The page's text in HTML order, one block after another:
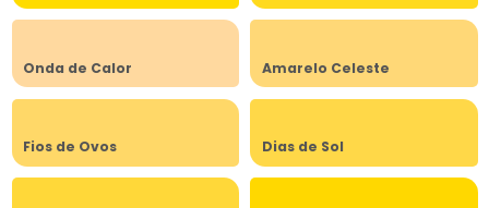
Onda de Calor Amarelo Celeste
Fios de Ovos Dias de Sol